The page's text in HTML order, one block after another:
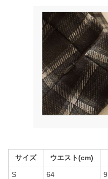
サイズ ウエスト(cm)
S 64